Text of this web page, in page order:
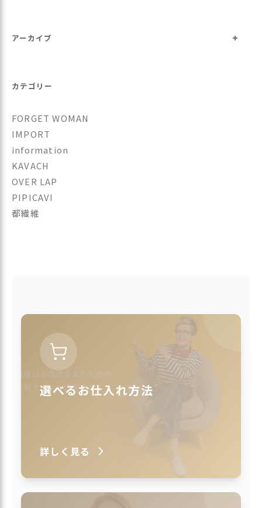
アーカイブ +
カテゴリー
FORGET WOMAN
IMPORT
information
KAVACH
OVER LAP
PIPICAVI
都繊維
選べるお仕入れ方法
詳しく見る